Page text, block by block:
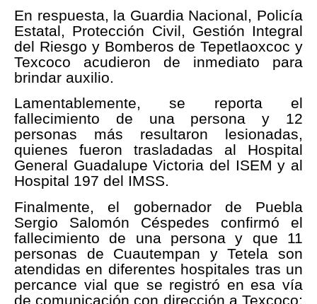
En respuesta, la Guardia Nacional, Policía
Estatal, Protección Civil, Gestión Integral
del Riesgo y Bomberos de Tepetlaoxcoc y
Texcoco acudieron de inmediato para
brindar auxilio.
Lamentablemente, se reporta el
fallecimiento de una persona y 12
personas más resultaron lesionadas,
quienes fueron trasladadas al Hospital
General Guadalupe Victoria del ISEM y al
Hospital 197 del IMSS.
Finalmente, el gobernador de Puebla
Sergio Salomón Céspedes confirmó el
fallecimiento de una persona y que 11
personas de Cuautempan y Tetela son
atendidas en diferentes hospitales tras un
percance vial que se registró en esa vía
de comunicación con dirección a Texcoco;